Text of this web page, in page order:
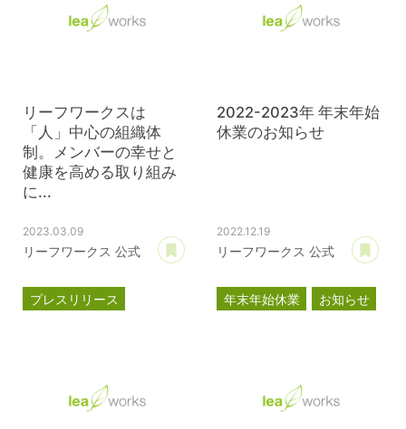
リーフワークスは
「人」中心の組織体
制。メンバーの幸せと
健康を高める取り組み
に...
2023.03.09
リーフワークス 公式
あとで読む
プレスリリース
2022-2023年 年末年始
休業のお知らせ
2022.12.19
リーフワークス 公式
年末年始休業 お知らせ